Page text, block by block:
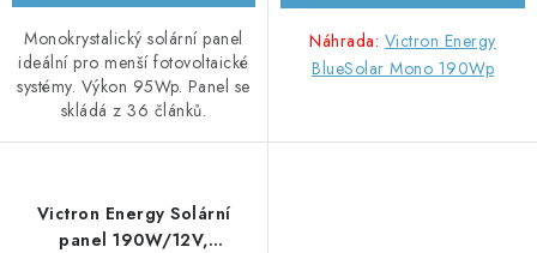
Monokrystalický solární panel
ideální pro menší fotovoltaické
systémy. Výkon 95Wp. Panel se
skládá z 36 článků.
Náhrada: Victron Energy
BlueSolar Mono 190Wp
Victron Energy Solární
panel 190W/12V,